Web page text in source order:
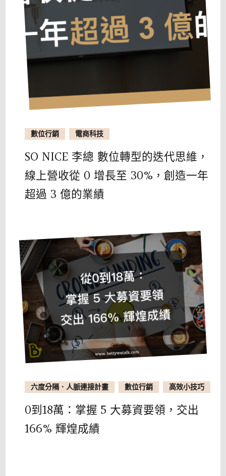
數位行銷 電商科技
SO NICE 李總 數位轉型的迭代思維，
線上營收從 0 增長至 30%，創造一年
超過 3 億的業績
六度分隔．人脈連接計畫 數位行銷 高效小技巧
0到18萬：掌握 5 大募資要領，交出
166% 輝煌成績